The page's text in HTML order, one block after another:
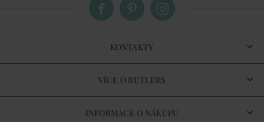
KONTAKTY
VÍCE O BUTLERS
INFORMACE O NÁKUPU